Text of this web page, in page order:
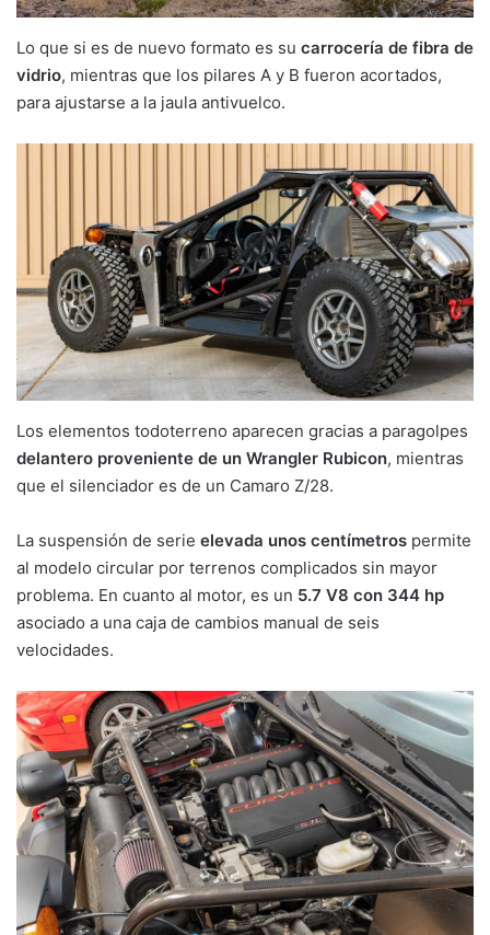
Lo que si es de nuevo formato es su carrocería de fibra de
vidrio, mientras que los pilares A y B fueron acortados,
para ajustarse a la jaula antivuelco.
Los elementos todoterreno aparecen gracias a paragolpes
delantero proveniente de un Wrangler Rubicon, mientras
que el silenciador es de un Camaro Z/28.
La suspensión de serie elevada unos centímetros permite
al modelo circular por terrenos complicados sin mayor
problema. En cuanto al motor, es un 5.7 V8 con 344 hp
asociado a una caja de cambios manual de seis
velocidades.